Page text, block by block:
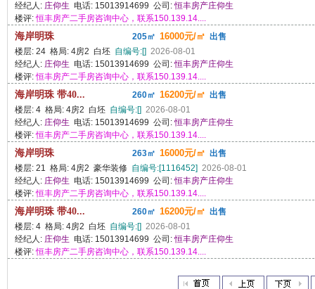
经纪人: 庄仰生 电话: 15013914699 公司:恒丰房产庄仰生
楼评:恒丰房产二手房咨询中心，联系150.139.14....
海岸明珠 205㎡ 16000元/㎡ 出售
楼层: 24 格局: 4房2 白坯 自编号:[] 2026-08-01
经纪人: 庄仰生 电话: 15013914699 公司:恒丰房产庄仰生
楼评:恒丰房产二手房咨询中心，联系150.139.14....
海岸明珠 带40... 260㎡ 16200元/㎡ 出售
楼层: 4 格局: 4房2 白坯 自编号:[] 2026-08-01
经纪人: 庄仰生 电话: 15013914699 公司:恒丰房产庄仰生
楼评:恒丰房产二手房咨询中心，联系150.139.14....
海岸明珠 263㎡ 16000元/㎡ 出售
楼层: 21 格局: 4房2 豪华装修 自编号:[1116452] 2026-08-01
经纪人: 庄仰生 电话: 15013914699 公司:恒丰房产庄仰生
楼评:恒丰房产二手房咨询中心，联系150.139.14....
海岸明珠 带40... 260㎡ 16200元/㎡ 出售
楼层: 4 格局: 4房2 白坯 自编号:[] 2026-08-01
经纪人: 庄仰生 电话: 15013914699 公司:恒丰房产庄仰生
楼评:恒丰房产二手房咨询中心，联系150.139.14....